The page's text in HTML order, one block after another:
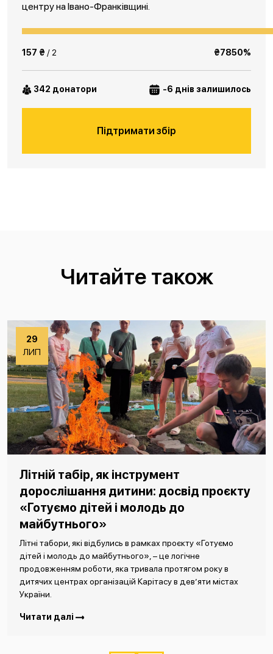
центру на Івано-Франківщині.
157 ₴ / 2 ₴7850%
342 донатори -6 днів залишилось
Підтримати збір
Читайте також
29
ЛИП
Літній табір, як інструмент
дорослішання дитини: досвід проєкту
«Готуємо дітей і молодь до
майбутнього»
Літні табори, які відбулись в рамках проєкту «Готуємо
дітей і молодь до майбутнього», – це логічне
продовженням роботи, яка тривала протягом року в
дитячих центрах організацій Карітасу в дев’яти містах
України.
Читати далі